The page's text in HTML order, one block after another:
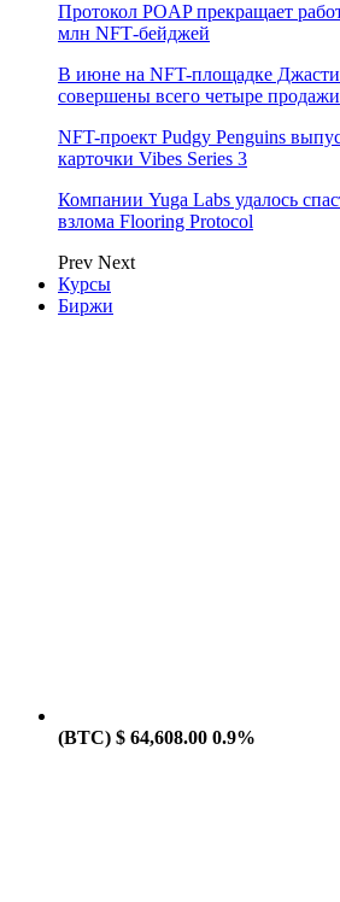
Протокол POAP прекращает
млн NFT‑бейджей
В июне на NFT-площадке
совершены всего четыре продажи
NFT-проект Pudgy Penguins
карточки Vibes Series 3
Компании Yuga Labs удалось
взлома Flooring Protocol
Prev Next
Курсы
Биржи
(BTC) $ 64,608.00 0.9%